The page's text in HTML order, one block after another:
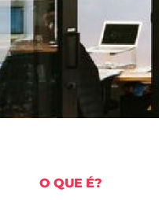
O QUE É?